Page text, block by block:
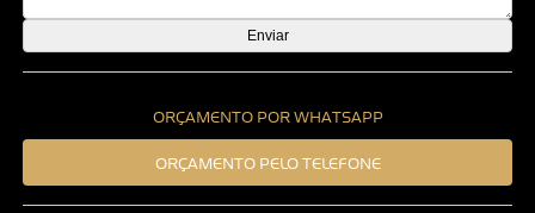
ORÇAMENTO POR WHATSAPP
ORÇAMENTO PELO TELEFONE